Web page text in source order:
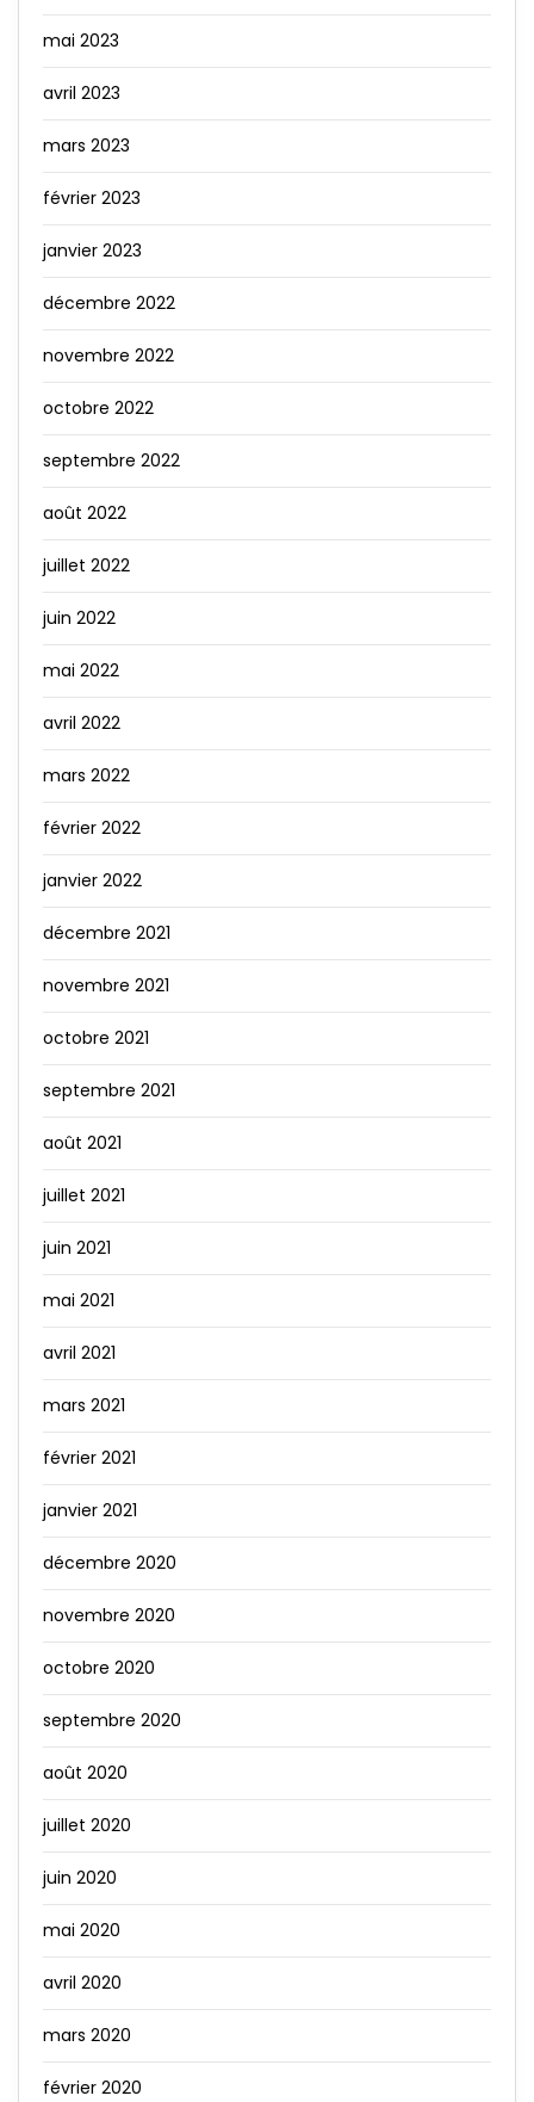
mai 2023
avril 2023
mars 2023
février 2023
janvier 2023
décembre 2022
novembre 2022
octobre 2022
septembre 2022
août 2022
juillet 2022
juin 2022
mai 2022
avril 2022
mars 2022
février 2022
janvier 2022
décembre 2021
novembre 2021
octobre 2021
septembre 2021
août 2021
juillet 2021
juin 2021
mai 2021
avril 2021
mars 2021
février 2021
janvier 2021
décembre 2020
novembre 2020
octobre 2020
septembre 2020
août 2020
juillet 2020
juin 2020
mai 2020
avril 2020
mars 2020
février 2020